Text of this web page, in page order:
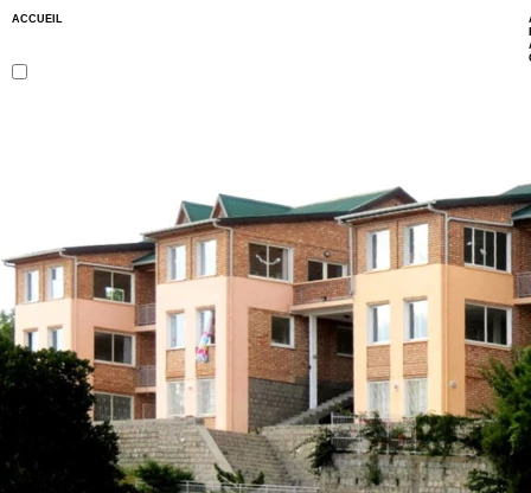
ACCUEIL